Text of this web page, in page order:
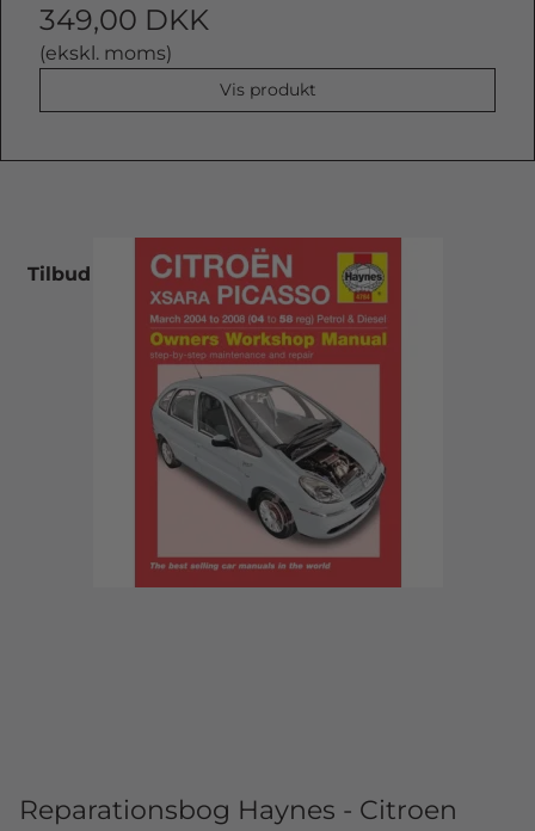
349,00 DKK
(ekskl. moms)
Vis produkt
Tilbud
Reparationsbog Haynes - Citroen